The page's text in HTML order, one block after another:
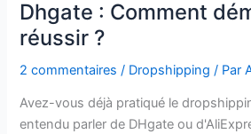
Dhgate : Comment
réussir ?
2 commentaires / Dropshipping / Par
Avez-vous déjà pratiqué le
entendu parler de DHgate ou